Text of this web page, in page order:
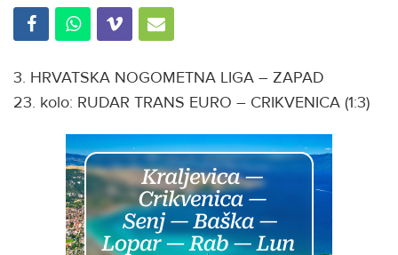
3. HRVATSKA NOGOMETNA LIGA – ZAPAD
23. kolo: RUDAR TRANS EURO – CRIKVENICA (1:3)